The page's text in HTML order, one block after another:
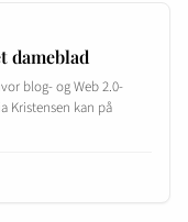
dameblad
blog- og Web 2.0-
Kristensen kan på